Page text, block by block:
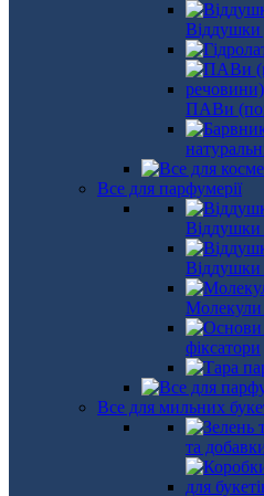
Віддушки
ПАВи
Все для парфумерії
Віддушки
Віддушки
Молекули
фіксатори
Все для мильних
та